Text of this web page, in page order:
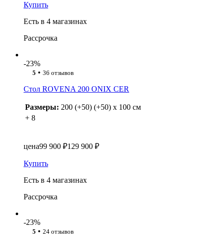
Купить
Есть в 4 магазинах
Рассрочка
-23%
5 • 36 отзывов
Стол ROVENA 200 ONIX CER
Размеры: 200 (+50) (+50) x 100 см
+ 8
цена99 900 ₽129 900 ₽
Купить
Есть в 4 магазинах
Рассрочка
-23%
5 • 24 отзывов